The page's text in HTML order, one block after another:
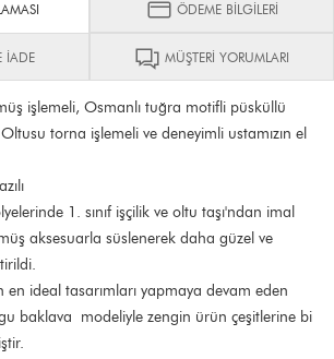
ÖDEME BİLGİLERİ
İADE MÜŞTERİ YORUMLARI
işlemeli, Osmanlı tuğra motifli püsküllü
torna işlemeli ve deneyimli ustamızın el
1. sınıf işçilik ve oltu taşı'ndan imal
aksesuarla süslenerek daha güzel ve
en ideal tasarımları yapmaya devam eden
baklava modeliyle zengin ürün çeşitlerine bi